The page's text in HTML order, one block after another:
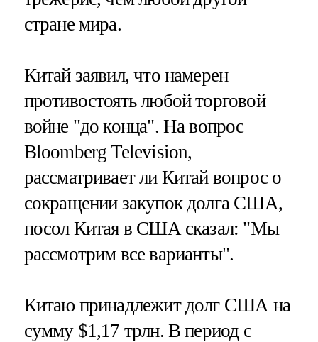
стране мира.
Китай заявил, что намерен
противостоять любой торговой
войне "до конца". На вопрос
Bloomberg Television,
рассматривает ли Китай вопрос о
сокращении закупок долга США,
посол Китая в США сказал: "Мы
рассмотрим все варианты".
Китаю принадлежит долг США на
сумму $1,17 трлн. В период с